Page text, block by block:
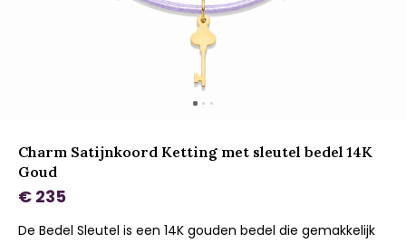
Charm Satijnkoord Ketting met sleutel bedel 14K
Goud
€ 235
De Bedel Sleutel is een 14K gouden bedel die gemakkelijk